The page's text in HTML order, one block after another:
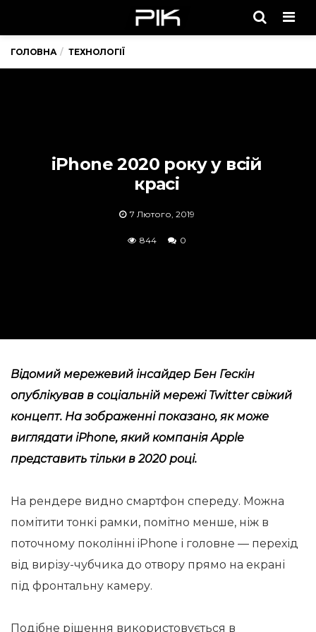
ГОЛОВНА ТЕХНОЛОГІЇ
iPhone 2020 року у всій
красі
7 Лютого, 2019
844 0
Відомий мережевий інсайдер Бен Гескін
опублікував в соціальній мережі Twitter свіжий
концепт. На зображенні показано, як може
виглядати iPhone, який компанія Apple
представить тільки в 2020 році.
На рендере видно смартфон спереду. Можна
помітити тонкі рамки, помітно менше, ніж в
поточному поколінні iPhone і головне — перехід
від вирізу-чубчика до отвору прямо на екрані
під фронтальну камеру.
Подібне рішення використовується в